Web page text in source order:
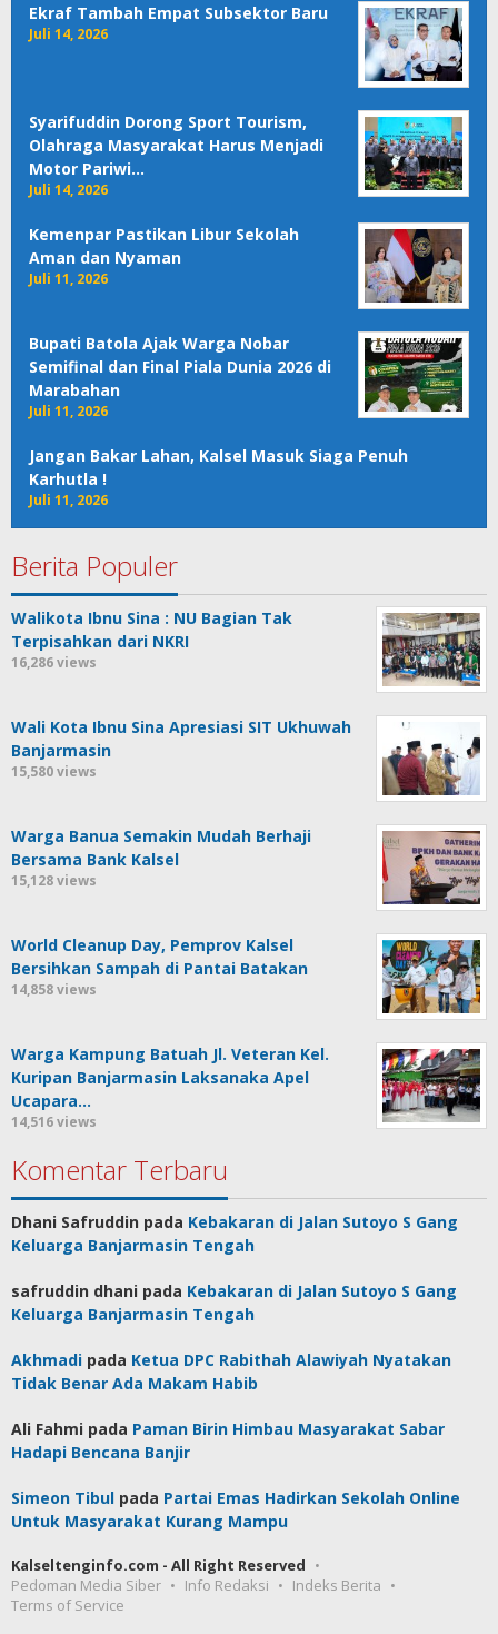
Ekraf Tambah Empat Subsektor Baru
Juli 14, 2026
Syarifuddin Dorong Sport Tourism,
Olahraga Masyarakat Harus Menjadi
Motor Pariwi…
Juli 14, 2026
Kemenpar Pastikan Libur Sekolah
Aman dan Nyaman
Juli 11, 2026
Bupati Batola Ajak Warga Nobar
Semifinal dan Final Piala Dunia 2026 di
Marabahan
Juli 11, 2026
Jangan Bakar Lahan, Kalsel Masuk Siaga Penuh
Karhutla !
Juli 11, 2026
Berita Populer
Walikota Ibnu Sina : NU Bagian Tak
Terpisahkan dari NKRI
16,286 views
Wali Kota Ibnu Sina Apresiasi SIT Ukhuwah
Banjarmasin
15,580 views
Warga Banua Semakin Mudah Berhaji
Bersama Bank Kalsel
15,128 views
World Cleanup Day, Pemprov Kalsel
Bersihkan Sampah di Pantai Batakan
14,858 views
Warga Kampung Batuah Jl. Veteran Kel.
Kuripan Banjarmasin Laksanaka Apel
Ucapara…
14,516 views
Komentar Terbaru
Dhani Safruddin pada Kebakaran di Jalan Sutoyo S Gang
Keluarga Banjarmasin Tengah
safruddin dhani pada Kebakaran di Jalan Sutoyo S Gang
Keluarga Banjarmasin Tengah
Akhmadi pada Ketua DPC Rabithah Alawiyah Nyatakan
Tidak Benar Ada Makam Habib
Ali Fahmi pada Paman Birin Himbau Masyarakat Sabar
Hadapi Bencana Banjir
Simeon Tibul pada Partai Emas Hadirkan Sekolah Online
Untuk Masyarakat Kurang Mampu
Kalseltenginfo.com - All Right Reserved
Pedoman Media Siber
Info Redaksi
Indeks Berita
Terms of Service